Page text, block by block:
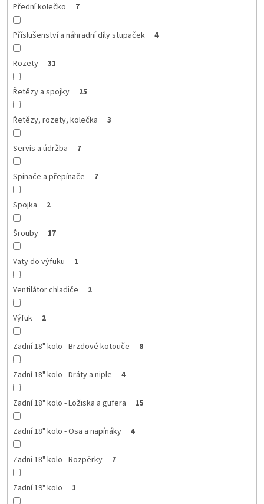
Přední kolečko 7
Příslušenství a náhradní díly stupaček 4
Rozety 31
Řetězy a spojky 25
Řetězy, rozety, kolečka 3
Servis a údržba 7
Spínače a přepínače 7
Spojka 2
Šrouby 17
Vaty do výfuku 1
Ventilátor chladiče 2
Výfuk 2
Zadní 18" kolo - Brzdové kotouče 8
Zadní 18" kolo - Dráty a niple 4
Zadní 18" kolo - Ložiska a gufera 15
Zadní 18" kolo - Osa a napínáky 4
Zadní 18" kolo - Rozpěrky 7
Zadní 19" kolo 1